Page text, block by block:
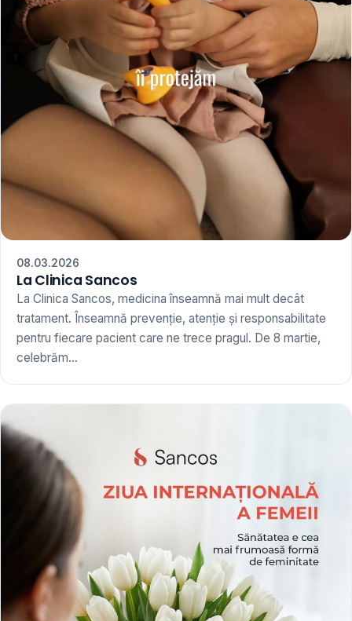
08.03.2026
La Clinica Sancos
La Clinica Sancos, medicina înseamnă mai mult decât
tratament. Înseamnă prevenție, atenție și responsabilitate
pentru fiecare pacient care ne trece pragul. De 8 martie,
celebrăm...